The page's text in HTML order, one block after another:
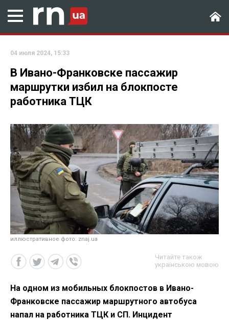
04 июля 2024, 15:33
В Ивано-Франковске пассажир
маршрутки избил на блокпосте
работника ТЦК
иллюстративное фото: znaj.ua
Читайте також
українською мовою
На одном из мобильных блокпостов в Ивано-
Франковске пассажир маршрутного автобуса
напал на работника ТЦК и СП. Инцидент